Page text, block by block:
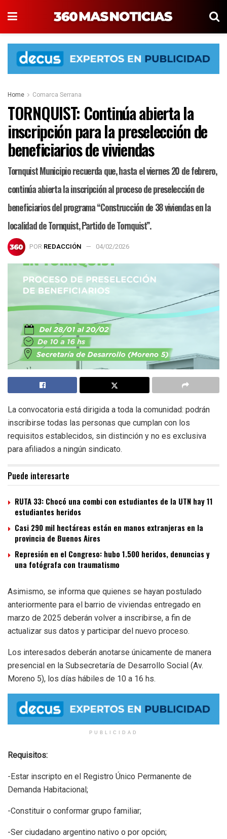
Home Comarca Serrana
TORNQUIST: Continúa abierta la
inscripción para la preselección de
beneficiarios de viviendas
Tornquist Municipio recuerda que, hasta el viernes 20 de febrero,
continúa abierta la inscripción al proceso de preselección de
beneficiarios del programa “Construcción de 38 viviendas en la
localidad de Tornquist, Partido de Tornquist”.
POR REDACCIÓN 04/02/2026
La convocatoria está dirigida a toda la comunidad: podrán
inscribirse todas las personas que cumplan con los
requisitos establecidos, sin distinción y no es exclusiva
para afiliados a ningún sindicato.
Puede interesarte
RUTA 33: Chocó una combi con estudiantes de la UTN hay 11
estudiantes heridos
Casi 290 mil hectáreas están en manos extranjeras en la
provincia de Buenos Aires
Represión en el Congreso: hubo 1.500 heridos, denuncias y
una fotógrafa con traumatismo
Asimismo, se informa que quienes se hayan postulado
anteriormente para el barrio de viviendas entregado en
marzo de 2025 deberán volver a inscribirse, a fin de
actualizar sus datos y participar del nuevo proceso.
Los interesados deberán anotarse únicamente de manera
presencial en la Subsecretaría de Desarrollo Social (Av.
Moreno 5), los días hábiles de 10 a 16 hs.
PUBLICIDAD
Requisitos:
-Estar inscripto en el Registro Único Permanente de
Demanda Habitacional;
-Constituir o conformar grupo familiar;
-Ser ciudadano argentino nativo o por opción;